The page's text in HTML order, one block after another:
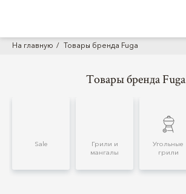
На главную Товары бренда Fuga
Товары бренда Fuga
Sale
Грили и
мангалы
Угольные
грили